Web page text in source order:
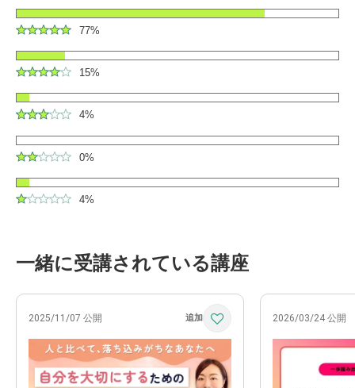
77%
15%
4%
0%
4%
一緒に受講されている講座
2025/11/07 公開 2026/03/24 公開